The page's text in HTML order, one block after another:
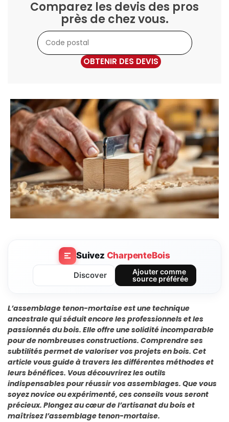
Comparez les devis des pros
près de chez vous.
OBTENIR DES DEVIS
Suivez CharpenteBois
Discover
Ajouter comme
source préférée
L’assemblage tenon-mortaise est une technique
ancestrale qui séduit encore les professionnels et les
passionnés du bois. Elle offre une solidité incomparable
pour de nombreuses constructions. Comprendre ses
subtilités permet de valoriser vos projets en bois. Cet
article vous guide à travers les différentes méthodes et
leurs bénéfices. Vous découvrirez les outils
indispensables pour réussir vos assemblages. Que vous
soyez novice ou expérimenté, ces conseils vous seront
précieux. Plongez au cœur de l’artisanat du bois et
maîtrisez l’assemblage tenon-mortaise.